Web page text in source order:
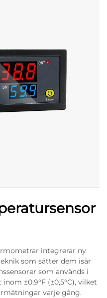
integrerar ny
som sätter dem isär
som används i
±0,9°F (±0,5°C), vilket
varje gång.